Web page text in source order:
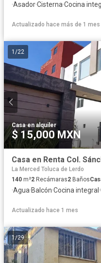
·Asador·Cisterna·Cocina
Actualizado hace más de 1 mes
1 /22
Casa·en alquiler
$ 15,000 MXN
Casa en Renta Col.
La Merced Toluca de Lerdo
140 m²2 Recámaras2 Baños
·Agua·Balcón·Cocina integral ·
Actualizado hace 1 mes
1/29